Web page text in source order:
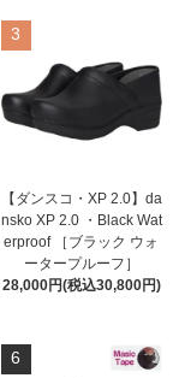
3
【ダンスコ・XP 2.0】da
nsko XP 2.0 ・Black Wat
erproof ［ブラック ウォ
ータープルーフ］
28,000円(税込30,800円)
6